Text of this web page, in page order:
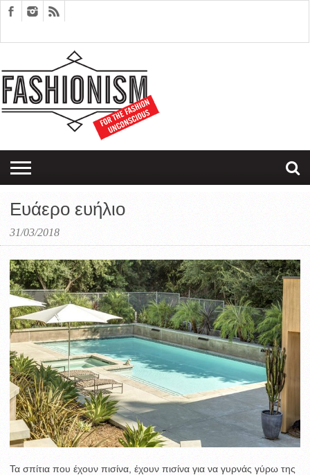
EDITORIALS
COUPLES
THERAPY
SARTORIAGRAM
Ευάερο ευήλιο
31/03/2018
Τα σπίτια που έχουν πισίνα, έχουν πισίνα για να γυρνάς γύρω της